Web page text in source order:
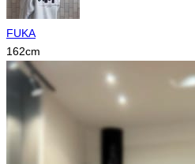
FUKA
162cm